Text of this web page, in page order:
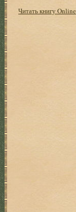
Читать книгу Online